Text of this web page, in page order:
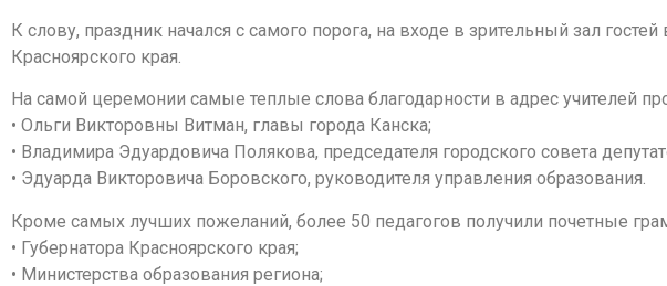
К слову, праздник начался с самого порога, на входе в зрительный зал
Красноярского края.
На самой церемонии самые теплые слова благодарности в адрес учителей
• Ольги Викторовны Витман, главы города Канска;
• Владимира Эдуардовича Полякова, председателя городского совета
• Эдуарда Викторовича Боровского, руководителя управления образования.
Кроме самых лучших пожеланий, более 50 педагогов получили почетные
• Губернатора Красноярского края;
• Министерства образования региона;